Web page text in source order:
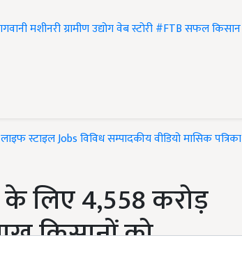
मशीनरीग्रामीण उद्योगवेब स्टोरी#FTBसफल किसान
लाइफ स्टाइलJobsविविधसम्पादकीयवीडियोमासिक पत्रिका
के लिए 4,558 करोड़
किसानों को